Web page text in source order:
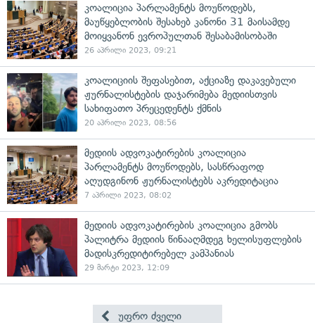
კოალიცია პარლამენტს მოუწოდებს,
მაუწყებლობის შესახებ კანონი 31 მაისამდე
მოიყვანონ ევროპულთან შესაბამისობაში
26 აპრილი 2023, 09:21
კოალიციის შეფასებით, აქციაზე დაკავებული
ჟურნალისტების დაჯარიმება მედიისთვის
სახიფათო პრეცედენტს ქმნის
20 აპრილი 2023, 08:56
მედიის ადვოკატირების კოალიცია
პარლამენტს მოუწოდებს, სასწრაფოდ
აღუდგინონ ჟურნალისტებს აკრედიტაცია
7 აპრილი 2023, 08:02
მედიის ადვოკატირების კოალიცია გმობს
პალიტრა მედიის წინააღმდეგ ხელისუფლების
მადისკრედიტირებელ კამპანიას
29 მარტი 2023, 12:09
უფრო ძველი